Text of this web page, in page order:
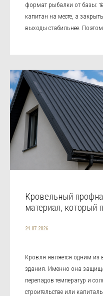
формат рыбалки от базы:
капитан на месте, а
выходы стабильнее.
Кровельный
материал, который
24.07.2026
Кровля является одним
здания. Именно она
перепадов температур и
строительстве или